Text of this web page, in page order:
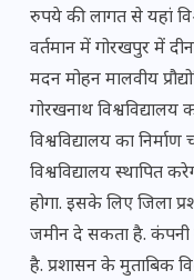
रुपये की लागत से यहां
वर्तमान में गोरखपुर में
मदन मोहन मालवीय
गोरखनाथ
विश्वविद्यालय का
विश्वविद्यालय स्थापित
होगा. इसके लिए जिला
जमीन दे सकता है. कंपनी
है. प्रशासन के मुताबिक